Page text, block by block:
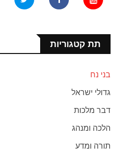
תת קטגוריות
בני נח
גדולי ישראל
דבר מלכות
הלכה ומנהג
תורה ומדע